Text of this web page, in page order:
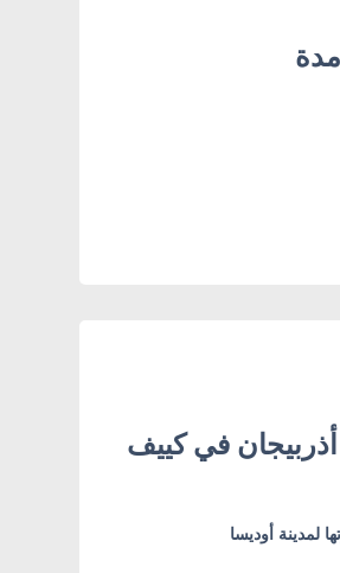
في كييف
لمدينة أوديسا